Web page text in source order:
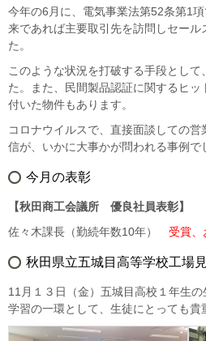
今年の6月に、電気事業法第52条第1
来であれば主要取引先を訪問しセー
た。
このような状況を打破する手段とし
た。また、民間製品認証に関するヒ
付いた物件もあります。
コロナウイルスで、直接面談しての
信が、いかに大事かが問われる事例で
今月の表彰
【秋田商工会議所 優良社員表彰】
佐々木課長（勤続年数10年） 受賞、
秋田県立五城目高等学校工場
11月１３日（金）五城目高校１年生
学習の一環として、生徒にとっても